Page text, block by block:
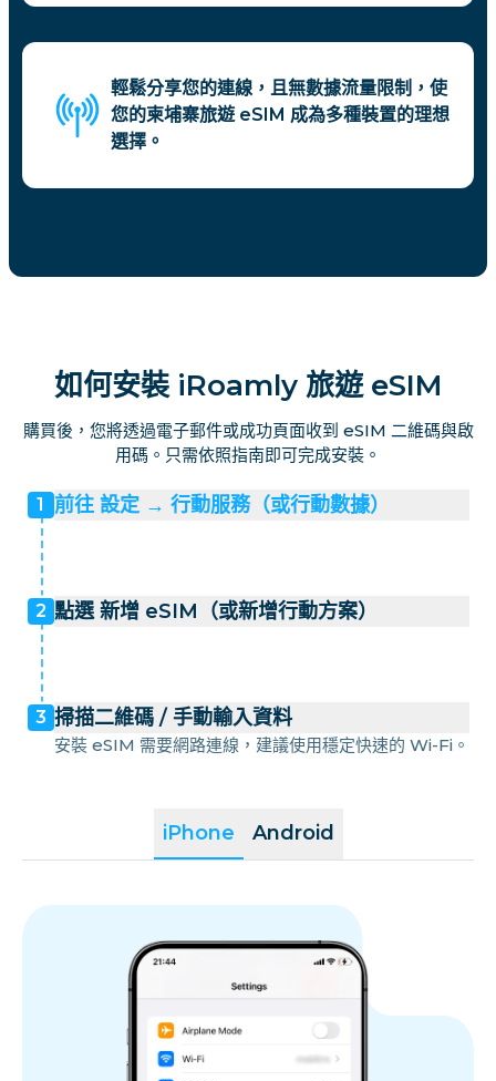
輕鬆分享您的連線，且無數據流量限制，使
您的柬埔寨旅遊 eSIM 成為多種裝置的理想
選擇。
如何安裝 iRoamly 旅遊 eSIM
購買後，您將透過電子郵件或成功頁面收到 eSIM 二維碼與啟
用碼。只需依照指南即可完成安裝。
iPhone Android
1 前往 設定 → 行動服務（或行動數據）
2 點選 新增 eSIM（或新增行動方案）
3 掃描二維碼 / 手動輸入資料
安裝 eSIM 需要網路連線，建議使用穩定快速的 Wi-Fi。